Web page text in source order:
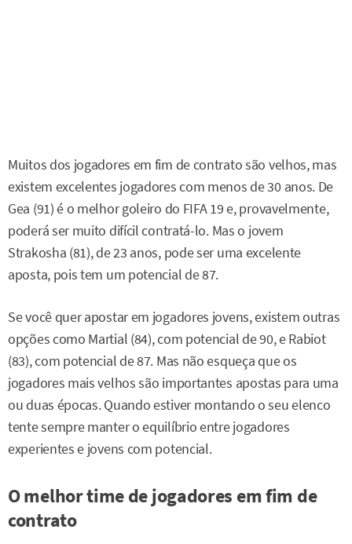
Muitos dos jogadores em fim de contrato são velhos, mas
existem excelentes jogadores com menos de 30 anos. De
Gea (91) é o melhor goleiro do FIFA 19 e, provavelmente,
poderá ser muito difícil contratá-lo. Mas o jovem
Strakosha (81), de 23 anos, pode ser uma excelente
aposta, pois tem um potencial de 87.
Se você quer apostar em jogadores jovens, existem outras
opções como Martial (84), com potencial de 90, e Rabiot
(83), com potencial de 87. Mas não esqueça que os
jogadores mais velhos são importantes apostas para uma
ou duas épocas. Quando estiver montando o seu elenco
tente sempre manter o equilíbrio entre jogadores
experientes e jovens com potencial.
O melhor time de jogadores em fim de
contrato